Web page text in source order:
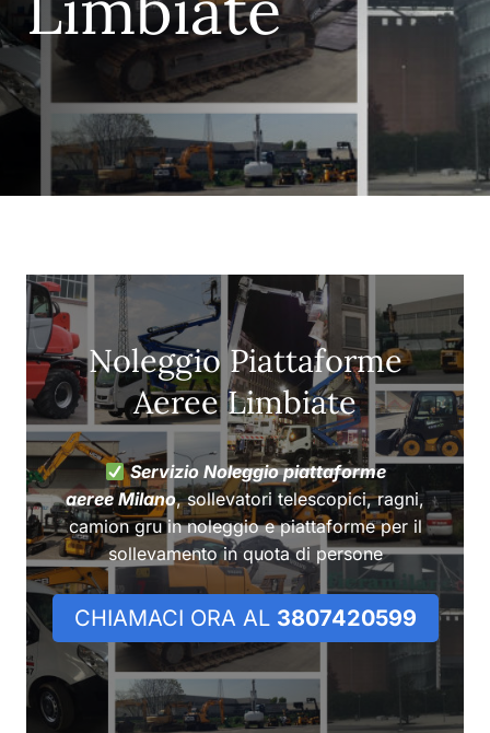
Noleggio Piattaforme
Aeree Limbiate
Servizio Noleggio piattaforme
aeree Milano, sollevatori telescopici, ragni,
camion gru in noleggio e piattaforme per il
sollevamento in quota di persone
CHIAMACI ORA AL 3807420599